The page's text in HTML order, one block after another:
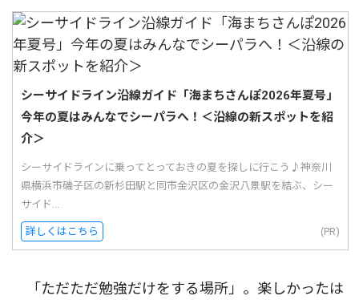
シーサイドライン沿線ガイド「海まちさんぽ2026年夏号」
今年の夏はみんなでシーパラへ！＜沿線の新スポットを紹
介＞
シーサイドラインに乗ってとっておきの夏を探しに行こう♪神奈川
県横浜市磯子区の新杉田駅と同市金沢区の金沢八景駅を結ぶ、シー
サイド...
詳しくはこちら (PR)
「ただただ勉強だけをする場所」。楽しかったは